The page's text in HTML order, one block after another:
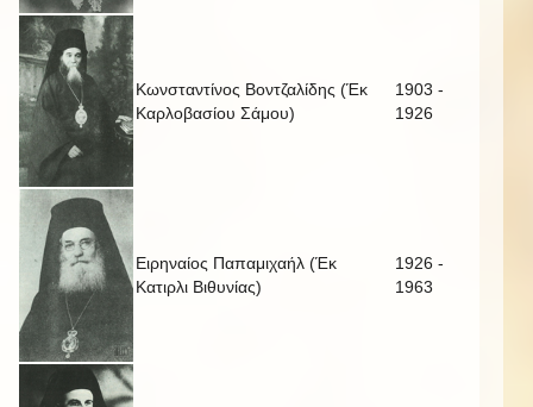
Κωνσταντίνος Βοντζαλίδης (Έκ
Καρλοβασίου Σάμου)
1903 -
1926
Ειρηναίος Παπαμιχαήλ (Έκ
Κατιρλι Βιθυνίας)
1926 -
1963